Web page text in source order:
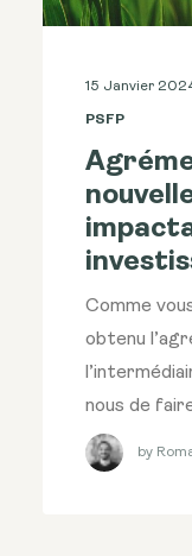
15 Janvier
PSFP
Comme
obtenu
nous de
by